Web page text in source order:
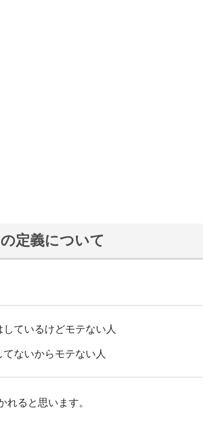
定義について
しているけどモテない人
てないからモテない人
れると思います。